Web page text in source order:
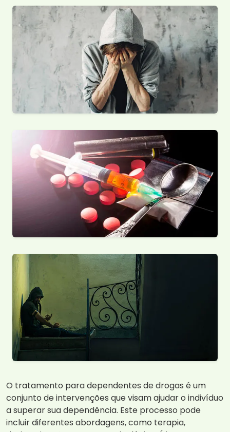
O tratamento para dependentes de drogas é um
conjunto de intervenções que visam ajudar o indivíduo
a superar sua dependência. Este processo pode
incluir diferentes abordagens, como terapia,